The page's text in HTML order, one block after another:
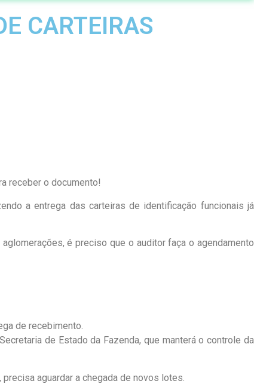
CARTEIRAS
receber o documento!
a entrega das carteiras de identificação funcionais já
é preciso que o auditor faça o agendamento
de recebimento.
de Estado da Fazenda, que manterá o controle da
aguardar a chegada de novos lotes.